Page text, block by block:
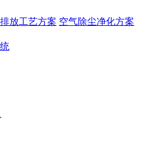
放工艺方案 空气除尘净化方案